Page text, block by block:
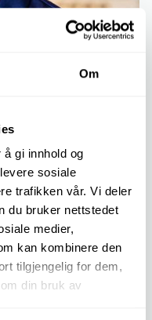
Om
gi innhold og
sosiale
trafikken vår. Vi deler
du bruker nettstedet
medier,
kan kombinere den
tilgjengelig for dem,
din bruk av